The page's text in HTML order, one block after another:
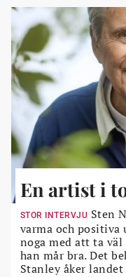
En artist i
STOR INTERVJU Sten
varma och positiva
noga med att ta
han mår bra. Det
Stanley åker